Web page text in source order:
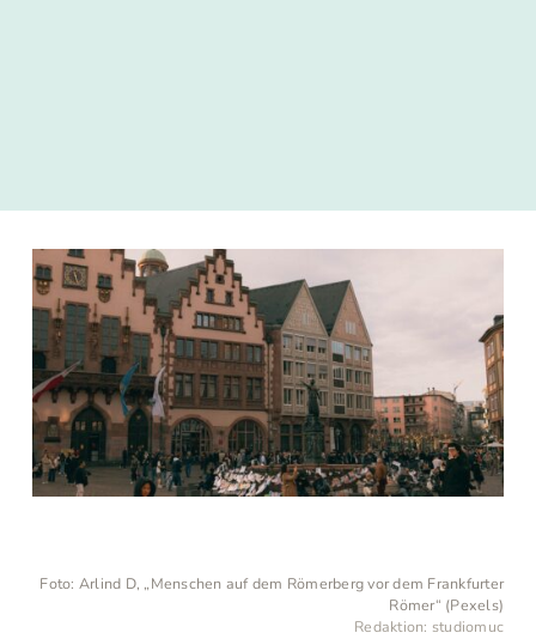
Foto: Arlind D, „Menschen auf dem Römerberg vor dem Frankfurter
Römer“ (Pexels)
Redaktion: studiomuc